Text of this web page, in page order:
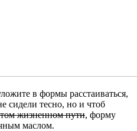
в формы расстаиваться,
сидели тесно, но и чтоб
жизненном пути, форму
маслом.